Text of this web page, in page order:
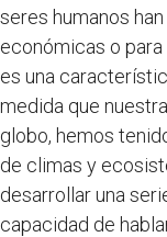
seres humanos
económicas o
es una
medida que
globo, hemos
de climas y
desarrollar una
capacidad de